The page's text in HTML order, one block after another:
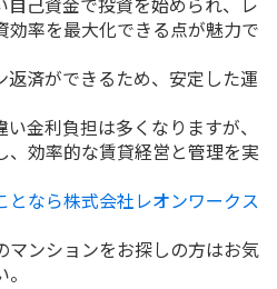
効率を最大化できる点が魅力で
返済ができるため、安定した運
金利負担は多くなりますが、
、効率的な賃貸経営と管理を実
となら株式会社レオンワークス
マンションをお探しの方はお気